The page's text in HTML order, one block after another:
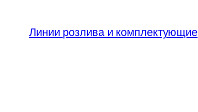
content
Линии розлива и комплектующие